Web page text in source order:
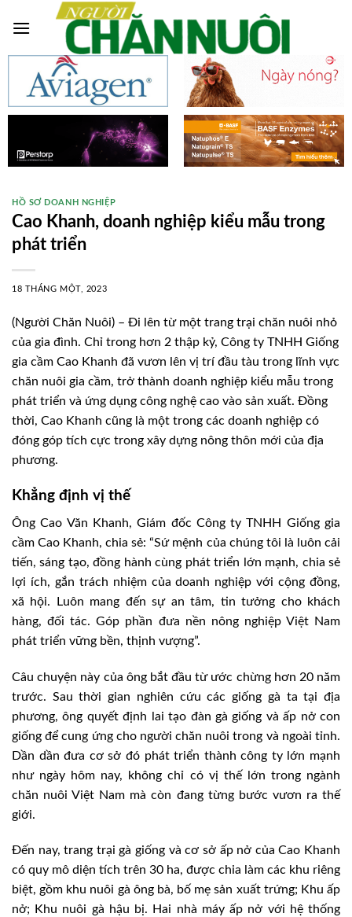
HỒ SƠ DOANH NGHIỆP
Cao Khanh, doanh nghiệp kiểu mẫu trong
phát triển
18 THÁNG MỘT, 2023
(Người Chăn Nuôi) – Đi lên từ một trang trại chăn nuôi nhỏ
của gia đình. Chỉ trong hơn 2 thập kỷ, Công ty TNHH Giống
gia cầm Cao Khanh đã vươn lên vị trí đầu tàu trong lĩnh vực
chăn nuôi gia cầm, trở thành doanh nghiệp kiểu mẫu trong
phát triển và ứng dụng công nghệ cao vào sản xuất. Đồng
thời, Cao Khanh cũng là một trong các doanh nghiệp có
đóng góp tích cực trong xây dựng nông thôn mới của địa
phương.
Khẳng định vị thế
Ông Cao Văn Khanh, Giám đốc Công ty TNHH Giống gia
cầm Cao Khanh, chia sẻ: “Sứ mệnh của chúng tôi là luôn cải
tiến, sáng tạo, đồng hành cùng phát triển lớn mạnh, chia sẻ
lợi ích, gắn trách nhiệm của doanh nghiệp với cộng đồng,
xã hội. Luôn mang đến sự an tâm, tin tưởng cho khách
hàng, đối tác. Góp phần đưa nền nông nghiệp Việt Nam
phát triển vững bền, thịnh vượng”.
Câu chuyện này của ông bắt đầu từ ước chừng hơn 20 năm
trước. Sau thời gian nghiên cứu các giống gà ta tại địa
phương, ông quyết định lai tạo đàn gà giống và ấp nở con
giống để cung ứng cho người chăn nuôi trong và ngoài tỉnh.
Dần dần đưa cơ sở đó phát triển thành công ty lớn mạnh
như ngày hôm nay, không chỉ có vị thế lớn trong ngành
chăn nuôi Việt Nam mà còn đang từng bước vươn ra thế
giới.
Đến nay, trang trại gà giống và cơ sở ấp nở của Cao Khanh
có quy mô diện tích trên 30 ha, được chia làm các khu riêng
biệt, gồm khu nuôi gà ông bà, bố mẹ sản xuất trứng; Khu ấp
nở; Khu nuôi gà hậu bị. Hai nhà máy ấp nở với hệ thống